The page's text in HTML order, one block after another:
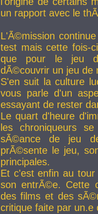
un rapport avec le
L'Ã©mission
test mais cette fois-
que pour le jeu
dÃ©couvrir un jeu de
S'en suit la culture
vous parle d'un
essayant de rester
Le quart d'heure
les chroniqueurs
sÃ©ance de jeu
prÃ©sente le jeu,
principales.
Et c'est enfin au
son entrÃ©e. Cette
des films et des
critique faite par